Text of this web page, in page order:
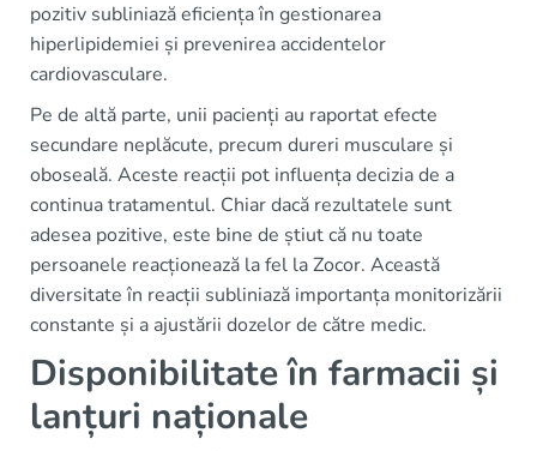
pozitiv subliniază eficiența în gestionarea
hiperlipidemiei și prevenirea accidentelor
cardiovasculare.
Pe de altă parte, unii pacienți au raportat efecte
secundare neplăcute, precum dureri musculare și
oboseală. Aceste reacții pot influența decizia de a
continua tratamentul. Chiar dacă rezultatele sunt
adesea pozitive, este bine de știut că nu toate
persoanele reacționează la fel la Zocor. Această
diversitate în reacții subliniază importanța monitorizării
constante și a ajustării dozelor de către medic.
Disponibilitate în farmacii și
lanțuri naționale